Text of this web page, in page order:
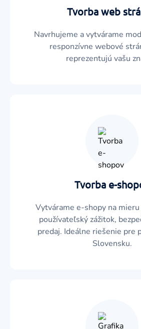
Tvorba web
Navrhujeme a vytvárame
responzívne webové
reprezentujú vašu
Tvorba e-
Vytvárame e-shopy na mieru
používateľský zážitok,
predaj. Ideálne riešenie pre
Slovensku.